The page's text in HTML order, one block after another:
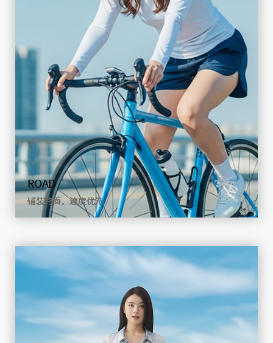
COMFORT MTB
山地恶路，稳定骑行
DETAILS
ROAD
铺装路面，速度优先